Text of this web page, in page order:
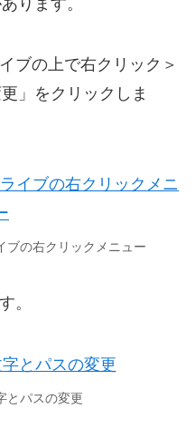
ブの上で右クリック＞
」をクリックしま
ブの右クリックメニュー
。
とパスの変更